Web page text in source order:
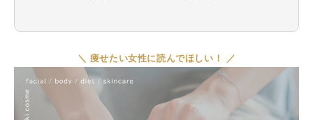
＼ 痩せたい女性に読んでほしい！ ／